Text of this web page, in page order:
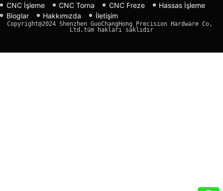
CNC İşleme CNC Torna CNC Freze
Hassas İşleme
Bloglar
Hakkımızda İletişim
Copyright@2024 Shenzhen GuoChangHong Precision Hardware Co,
Ltd.tüm hakları saklıdır